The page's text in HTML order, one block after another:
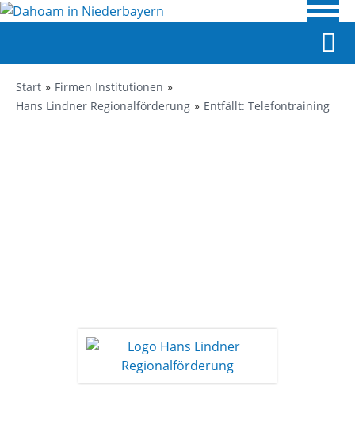
Start
Firmen Institutionen
Hans Lindner Regionalförderung
Entfällt: Telefontraining